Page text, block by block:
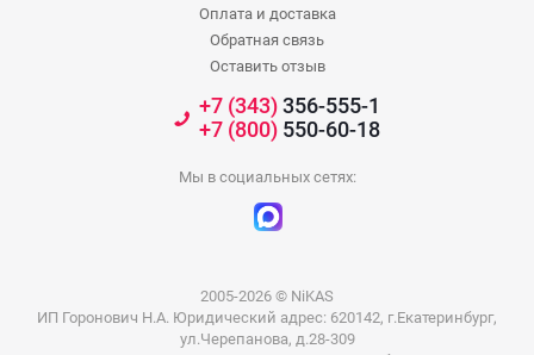
Оплата и доставка
Обратная связь
Оставить отзыв
+7 (343)356-555-1
+7 (800)550-60-18
Мы в социальных сетях:
2005-2026 © NiKAS
ИП Горонович Н.А. Юридический адрес: 620142, г.Екатеринбург,
ул.Черепанова, д.28-309